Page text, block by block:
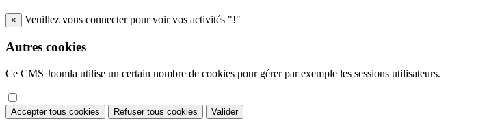
× Veuillez vous connecter pour voir vos activités "!"
Autres cookies
Ce CMS Joomla utilise un certain nombre de cookies pour gérer par exemple les sessions utilisateurs.
Accepter tous cookies Refuser tous cookies Valider